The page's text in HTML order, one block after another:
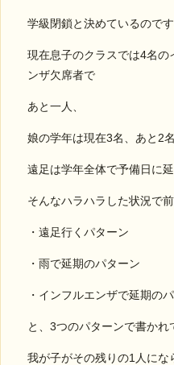
学級閉鎖と決めているのです
現在息子のクラスでは4名の
ンザ欠席者で
あと一人、
娘の学年は現在3名、あと2
遠足は学年全体で予備日に延
そんなハラハラした状況で
・遠足行くパターン
・雨で延期のパターン
・インフルエンザで延期の
と、3つのパターンで書かれ
我が子がその残りの1人にな